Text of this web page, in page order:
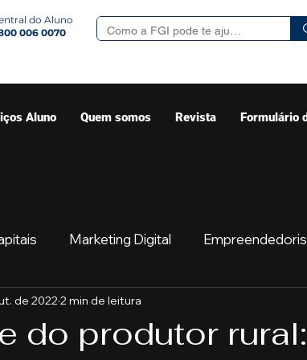
do Aluno
006 0070
Aluno Quem somos Revista Formulário
Marketing Digital
Sua comunidade Começar
do produtor rural:
de 2022 2 min de leitura